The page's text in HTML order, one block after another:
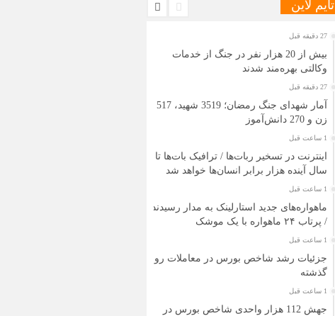
تایم لاین
27 دقیقه قبل
بیش از 20 هزار نفر در جنگ از خدمات
وکالتی بهره‌مند شدند
27 دقیقه قبل
آمار شهدای جنگ رمضان؛ 3519 شهید، 517
زن و 270 دانش‌آموز
1 ساعت قبل
سال آینده هزار برابر انسان‌ها خواهد شد
1 ساعت قبل
ماهواره‌های جدید استارلینک به مدار رسیدند
/ پرتاب ۲۴ ماهواره با یک موشک
1 ساعت قبل
جزئیات رشد شاخص بورس در معاملات روز
گذشته
1 ساعت قبل
جهش 112 هزار واحدی شاخص بورس در